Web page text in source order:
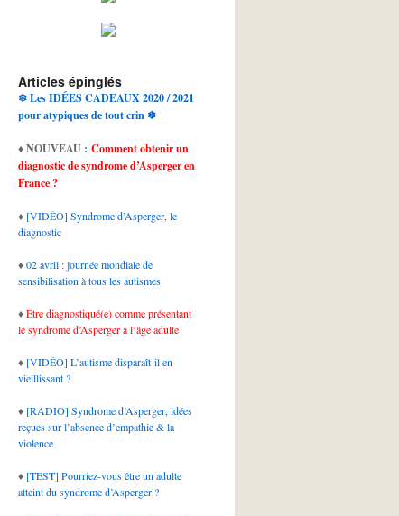
Articles épinglés
❄ Les IDÉES CADEAUX 2020 / 2021
pour atypiques de tout crin ❄
♦NOUVEAU : Comment obtenir un
diagnostic de syndrome d’Asperger en
France ?
♦ [VIDÉO] Syndrome d’Asperger, le
diagnostic
♦02 avril : journée mondiale de
sensibilisation à tous les autismes
♦Être diagnostiqué(e) comme présentant
le syndrome d’Asperger à l’âge adulte
♦ [VIDÉO] L’autisme disparaît-il en
vieillissant ?
♦ [RADIO] Syndrome d’Asperger, idées
reçues sur l’absence d’empathie & la
violence
♦ [TEST] Pourriez-vous être un adulte
atteint du syndrome d’Asperger ?